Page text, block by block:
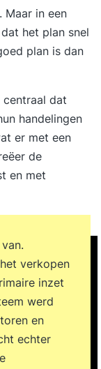
Maar in een
het plan snel
plan is dan
dat
handelingen
er met een
de
en met
verkopen
inzet
werd
en
echter